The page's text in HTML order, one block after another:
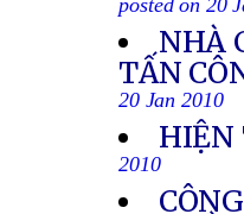
posted on 20
NHÀ
TẤN
20 Jan 2010
HIỆN
2010